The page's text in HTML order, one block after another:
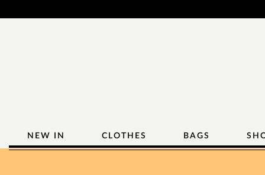
NEW IN CLOTHES BAGS